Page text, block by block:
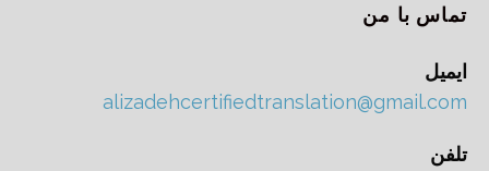
تماس با من
ایمیل
alizadehcertifiedtranslation@gmail.com
تلفن